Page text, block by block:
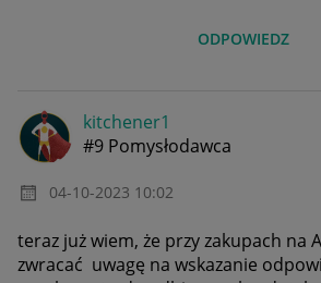
ODPOWIEDZ
kitchener1
#9 Pomysłodawca
‎04-10-2023 10:02
teraz już wiem, że przy zakupach na
zwracać uwagę na wskazanie